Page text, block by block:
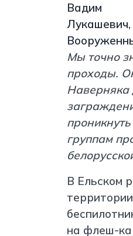
Вадим
Лукашевич,
Вооруже
Мы точно
проходы.
Наверняка
группам
В Ельском
на флеш-